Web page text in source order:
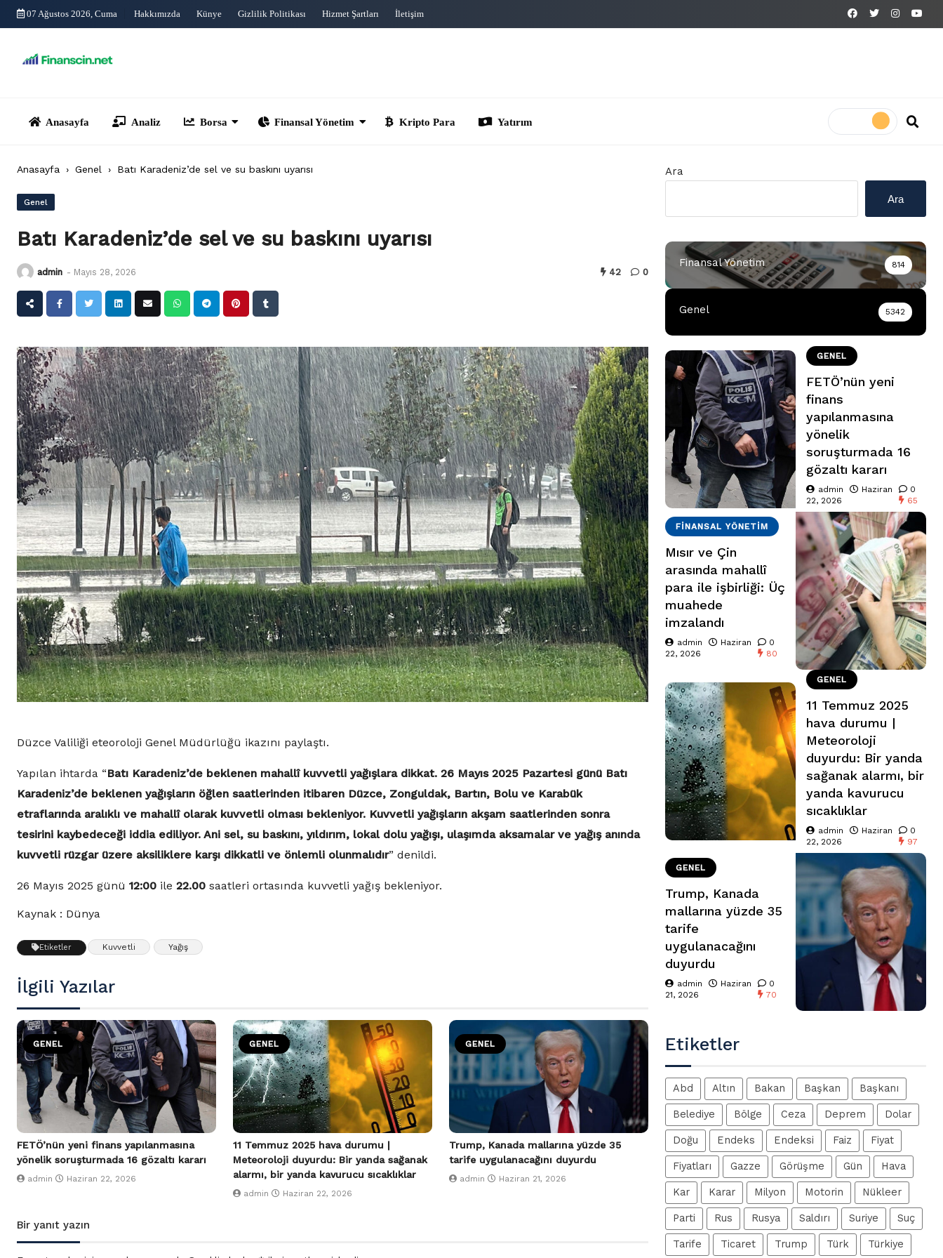
Skip
07 Ağustos 2026, Cuma Hakkımızda Künye Gizlilik Politikası Hizmet Şartları İletişim
Anasayfa › Genel › Batı Karadeniz’de sel ve su baskını uyarısı
Genel
Batı Karadeniz’de sel ve su baskını uyarısı
admin - Mayıs 28, 2026 42 0
Düzce Valiliği eteoroloji Genel Müdürlüğü ikazını paylaştı.
Yapılan ihtarda “Batı Karadeniz’de beklenen mahallî kuvvetli yağışlara dikkat. 26 Mayıs 2025 Pazartesi günü Batı
Karadeniz’de beklenen yağışların öğlen saatlerinden itibaren Düzce, Zonguldak, Bartın, Bolu ve Karabük
etraflarında aralıklı ve mahallî olarak kuvvetli olması bekleniyor. Kuvvetli yağışların akşam saatlerinden sonra
tesirini kaybedeceği iddia ediliyor. Ani sel, su baskını, yıldırım, lokal dolu yağışı, ulaşımda aksamalar ve yağış anında
kuvvetli rüzgar üzere aksiliklere karşı dikkatli ve önlemli olunmalıdır” denildi.
26 Mayıs 2025 günü 12:00 ile 22.00 saatleri ortasında kuvvetli yağış bekleniyor.
Kaynak : Dünya
Etiketler Kuvvetli Yağış
İlgili Yazılar
GENEL
FETÖ’nün yeni finans yapılanmasına
yönelik soruşturmada 16 gözaltı kararı
admin Haziran 22, 2026
GENEL
11 Temmuz 2025 hava durumu |
Meteoroloji duyurdu: Bir yanda sağanak
alarmı, bir yanda kavurucu sıcaklıklar
admin Haziran 22, 2026
GENEL
Trump, Kanada mallarına yüzde 35
tarife uygulanacağını duyurdu
admin Haziran 21, 2026
Bir yanıt yazın
Ara
Ara
Finansal Yönetim 814
Genel 5342
GENEL
FETÖ’nün yeni
finans
yapılanmasına
yönelik
soruşturmada 16
gözaltı kararı
admin
Haziran
22, 2026
0
65
FINANSAL YÖNETIM
Mısır ve Çin
arasında mahallî
para ile işbirliği: Üç
muahede
imzalandı
admin
Haziran
22, 2026
0
80
GENEL
11 Temmuz 2025
hava durumu |
Meteoroloji
duyurdu: Bir yanda
sağanak alarmı, bir
yanda kavurucu
sıcaklıklar
admin
Haziran
22, 2026
0
97
GENEL
Trump, Kanada
mallarına yüzde 35
tarife
uygulanacağını
duyurdu
admin
Haziran
21, 2026
0
70
Etiketler
Abd Altın Bakan Başkan Başkanı
Belediye Bölge Ceza Deprem Dolar
Doğu Endeks Endeksi Faiz Fiyat
Fiyatları Gazze Görüşme Gün Hava
Kar Karar Milyon Motorin Nükleer
Parti Rus Rusya Saldırı Suriye Suç
Tarife Ticaret Trump Türk Türkiye